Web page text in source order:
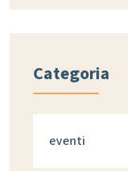
Categoria
eventi